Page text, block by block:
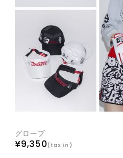
グローブ
¥9,350 (tax in)